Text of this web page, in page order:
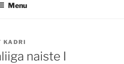
Menu
KADRI
naiste I